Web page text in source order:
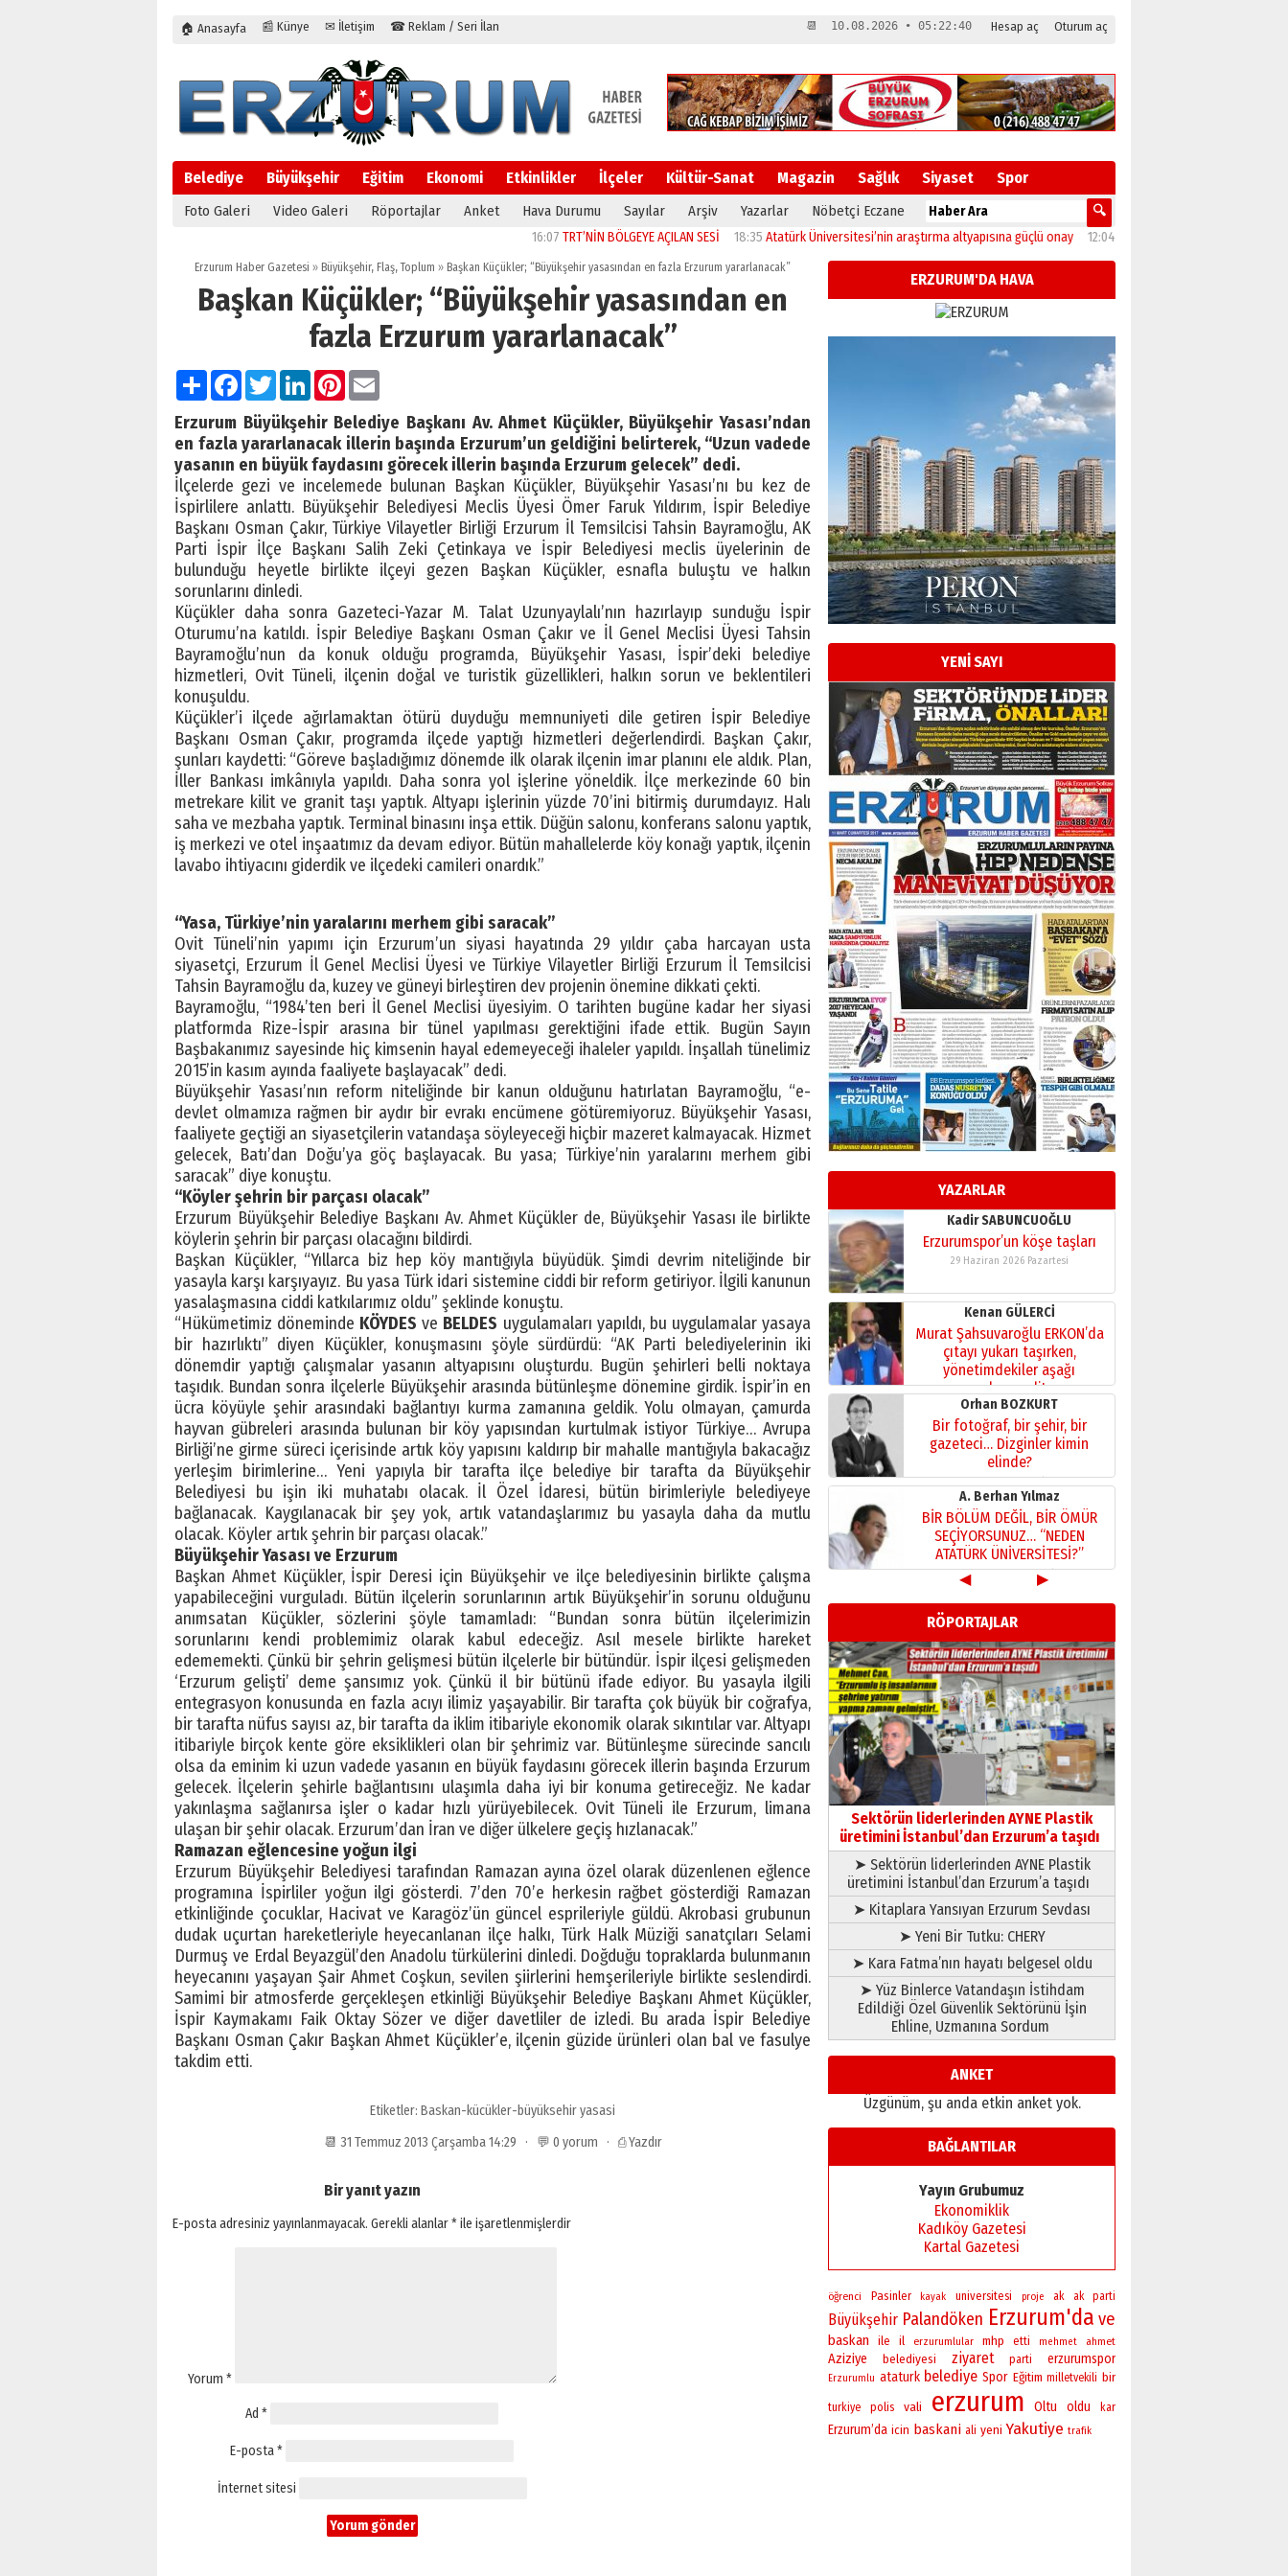
🏠 Anasayfa 📰 Künye ✉ İletişim ☎ Reklam / Seri İlan Hesap aç Oturum aç
📆 10.08.2026 • 05:22:41
Belediye Büyükşehir Eğitim Ekonomi Etkinlikler İlçeler Kültür-Sanat Magazin Sağlık Siyaset Spor
Foto Galeri Video Galeri Röportajlar Anket Hava Durumu Sayılar Arşiv Yazarlar Nöbetçi Eczane
TRT’NİN BÖLGEYE AÇILAN SESİ 18:35 Atatürk Üniversitesi’nin araştırma altyapısına güçlü onay 12:04Oltu’da festival coşkusu konserle
Erzurum Haber Gazetesi » Büyükşehir, Flaş,Toplum » Başkan Küçükler; “Büyükşehir yasasından en fazla Erzurum yararlanacak”
Başkan Küçükler; “Büyükşehir yasasından en
fazla Erzurum yararlanacak”
PaylaşFacebook
TwitterLinkedInPinterest
Erzurum Büyükşehir Belediye Başkanı Av. Ahmet Küçükler, Büyükşehir Yasası’ndan
en fazla yararlanacak illerin başında Erzurum’un geldiğini belirterek, “Uzun vadede
yasanın en büyük faydasını görecek illerin başında Erzurum gelecek” dedi.
İlçelerde gezi ve incelemede bulunan Başkan Küçükler, Büyükşehir Yasası’nı bu kez de
İspirlilere anlattı. Büyükşehir Belediyesi Meclis Üyesi Ömer Faruk Yıldırım, İspir Belediye
Başkanı Osman Çakır, Türkiye Vilayetler Birliği Erzurum İl Temsilcisi Tahsin Bayramoğlu, AK
Parti İspir İlçe Başkanı Salih Zeki Çetinkaya ve İspir Belediyesi meclis üyelerinin de
bulunduğu heyetle birlikte ilçeyi gezen Başkan Küçükler, esnafla buluştu ve halkın
sorunlarını dinledi.
Küçükler daha sonra Gazeteci-Yazar M. Talat Uzunyaylalı’nın hazırlayıp sunduğu İspir
Oturumu’na katıldı. İspir Belediye Başkanı Osman Çakır ve İl Genel Meclisi Üyesi Tahsin
Bayramoğlu’nun da konuk olduğu programda, Büyükşehir Yasası, İspir’deki belediye
hizmetleri, Ovit Tüneli, ilçenin doğal ve turistik güzellikleri, halkın sorun ve beklentileri
konuşuldu.
Küçükler’i ilçede ağırlamaktan ötürü duyduğu memnuniyeti dile getiren İspir Belediye
Başkanı Osman Çakır, programda ilçede yaptığı hizmetleri değerlendirdi. Başkan Çakır,
şunları kaydetti: “Göreve başladığımız dönemde ilk olarak ilçenin imar planını ele aldık. Plan,
İller Bankası imkânıyla yapıldı. Daha sonra yol işlerine yöneldik. İlçe merkezinde 60 bin
metrekare kilit ve granit taşı yaptık. Altyapı işlerinin yüzde 70’ini bitirmiş durumdayız. Halı
saha ve mezbaha yaptık. Terminal binasını inşa ettik. Düğün salonu, konferans salonu yaptık,
iş merkezi ve otel inşaatımız da devam ediyor. Bütün mahallelerde köy konağı yaptık, ilçenin
lavabo ihtiyacını giderdik ve ilçedeki camileri onardık.”
“Yasa, Türkiye’nin yaralarını merhem gibi saracak”
Ovit Tüneli’nin yapımı için Erzurum’un siyasi hayatında 29 yıldır çaba harcayan usta
siyasetçi, Erzurum İl Genel Meclisi Üyesi ve Türkiye Vilayetler Birliği Erzurum İl Temsilcisi
Tahsin Bayramoğlu da, kuzey ve güneyi birleştiren dev projenin önemine dikkati çekti.
Bayramoğlu, “1984’ten beri İl Genel Meclisi üyesiyim. O tarihten bugüne kadar her siyasi
platformda Rize-İspir arasına bir tünel yapılması gerektiğini ifade ettik. Bugün Sayın
Başbakanımız sayesinde hiç kimsenin hayal edemeyeceği ihaleler yapıldı. İnşallah tünelimiz
2015’in kasım ayında faaliyete başlayacak” dedi.
Büyükşehir Yasası’nın reform niteliğinde bir kanun olduğunu hatırlatan Bayramoğlu, “e-
devlet olmamıza rağmen bir aydır bir evrakı encümene götüremiyoruz. Büyükşehir Yasası,
faaliyete geçtiği an siyasetçilerin vatandaşa söyleyeceği hiçbir mazeret kalmayacak. Hizmet
gelecek, Batı’dan Doğu’ya göç başlayacak. Bu yasa; Türkiye’nin yaralarını merhem gibi
saracak” diye konuştu.
“Köyler şehrin bir parçası olacak”
Erzurum Büyükşehir Belediye Başkanı Av. Ahmet Küçükler de, Büyükşehir Yasası ile birlikte
köylerin şehrin bir parçası olacağını bildirdi.
Başkan Küçükler, “Yıllarca biz hep köy mantığıyla büyüdük. Şimdi devrim niteliğinde bir
yasayla karşı karşıyayız. Bu yasa Türk idari sistemine ciddi bir reform getiriyor. İlgili kanunun
yasalaşmasına ciddi katkılarımız oldu” şeklinde konuştu.
“Hükümetimiz döneminde KÖYDES ve BELDES uygulamaları yapıldı, bu uygulamalar yasaya
bir hazırlıktı” diyen Küçükler, konuşmasını şöyle sürdürdü: “AK Parti belediyelerinin iki
dönemdir yaptığı çalışmalar yasanın altyapısını oluşturdu. Bugün şehirleri belli noktaya
taşıdık. Bundan sonra ilçelerle Büyükşehir arasında bütünleşme dönemine girdik. İspir’in en
ücra köyüyle şehir arasındaki bağlantıyı kurma zamanına geldik. Yolu olmayan, çamurda
hayvan gübreleri arasında bulunan bir köy yapısından kurtulmak istiyor Türkiye… Avrupa
Birliği’ne girme süreci içerisinde artık köy yapısını kaldırıp bir mahalle mantığıyla bakacağız
yerleşim birimlerine… Yeni yapıyla bir tarafta ilçe belediye bir tarafta da Büyükşehir
Belediyesi bu işin iki muhatabı olacak. İl Özel İdaresi, bütün birimleriyle belediyeye
bağlanacak. Kaygılanacak bir şey yok, artık vatandaşlarımız bu yasayla daha da mutlu
olacak. Köyler artık şehrin bir parçası olacak.”
Büyükşehir Yasası ve Erzurum
Başkan Ahmet Küçükler, İspir Deresi için Büyükşehir ve ilçe belediyesinin birlikte çalışma
yapabileceğini vurguladı. Bütün ilçelerin sorunlarının artık Büyükşehir’in sorunu olduğunu
anımsatan Küçükler, sözlerini şöyle tamamladı: “Bundan sonra bütün ilçelerimizin
sorunlarını kendi problemimiz olarak kabul edeceğiz. Asıl mesele birlikte hareket
edememekti. Çünkü bir şehrin gelişmesi bütün ilçelerle bir bütündür. İspir ilçesi gelişmeden
‘Erzurum gelişti’ deme şansımız yok. Çünkü il bir bütünü ifade ediyor. Bu yasayla ilgili
entegrasyon konusunda en fazla acıyı ilimiz yaşayabilir. Bir tarafta çok büyük bir coğrafya,
bir tarafta nüfus sayısı az, bir tarafta da iklim itibariyle ekonomik olarak sıkıntılar var. Altyapı
itibariyle birçok kente göre eksiklikleri olan bir şehrimiz var. Bütünleşme sürecinde sancılı
olsa da eminim ki uzun vadede yasanın en büyük faydasını görecek illerin başında Erzurum
gelecek. İlçelerin şehirle bağlantısını ulaşımla daha iyi bir konuma getireceğiz. Ne kadar
yakınlaşma sağlanırsa işler o kadar hızlı yürüyebilecek. Ovit Tüneli ile Erzurum, limana
ulaşan bir şehir olacak. Erzurum’dan İran ve diğer ülkelere geçiş hızlanacak.”
Ramazan eğlencesine yoğun ilgi
Erzurum Büyükşehir Belediyesi tarafından Ramazan ayına özel olarak düzenlenen eğlence
programına İspirliler yoğun ilgi gösterdi. 7’den 70’e herkesin rağbet gösterdiği Ramazan
etkinliğinde çocuklar, Hacivat ve Karagöz’ün güncel esprileriyle güldü. Akrobasi grubunun
dudak uçurtan hareketleriyle heyecanlanan ilçe halkı, Türk Halk Müziği sanatçıları Selami
Durmuş ve Erdal Beyazgül’den Anadolu türkülerini dinledi. Doğduğu topraklarda bulunmanın
heyecanını yaşayan Şair Ahmet Coşkun, sevilen şiirlerini hemşerileriyle birlikte seslendirdi.
Samimi bir atmosferde gerçekleşen etkinliği Büyükşehir Belediye Başkanı Ahmet Küçükler,
İspir Kaymakamı Faik Oktay Sözer ve diğer davetliler de izledi. Bu arada İspir Belediye
Başkanı Osman Çakır Başkan Ahmet Küçükler’e, ilçenin güzide ürünleri olan bal ve fasulye
takdim etti.
Etiketler: Baskan-kücükler-büyüksehir yasasi
📆 31 Temmuz 2013 Çarşamba 14:29 · 💬 0 yorum · ⎙ Yazdır
Bir yanıt yazın
E-posta adresiniz yayınlanmayacak. Gerekli alanlar*ile işaretlenmişlerdir
Yorum *
Ad *
E-posta*
İnternet sitesi
ERZURUM'DA HAVA
YENİ SAYI
YAZARLAR
Esat BİNDESEN
TRT’NİN BÖLGEYE AÇILAN SESİ
09 Ağustos 2026 Pazar
Kadir SABUNCUOĞLU
Erzurumspor’un köşe taşları
29 Haziran 2026 Pazartesi
Kenan GÜLERCİ
Murat Şahsuvaroğlu ERKON’da
çıtayı yukarı taşırken,
yönetimdekiler aşağı
çekmemeli!
17 Şubat 2026 SalıOrhan BOZKURT
Bir fotoğraf, bir şehir, bir
gazeteci… Dizginler kimin
elinde?
31 Mart 2026 Salı
A. Berhan Yılmaz
BİR BÖLÜM DEĞİL, BİR ÖMÜR
SEÇİYORSUNUZ… “NEDEN
ATATÜRK ÜNİVERSİTESİ?”
28 Temmuz 2026 Salı
Ahmet Gökhan YAZICI
Ahmed Yesevi’den bir
Alperen… ”Reisimiz” idi…
Hakka yürüdü.!
26 Mart 2026 Perşembe
Cem Bakırcı
Ardında bıraktığı hatıralarıyla
gönül adamı Faruk Terzioğlu!
13 Mayıs 2026 Çarşamba
Esat BİNDESEN
TRT’NİN BÖLGEYE AÇILAN SESİ
09 Ağustos 2026 Pazar
Kadir SABUNCUOĞLU
Erzurumspor’un köşe taşları
29 Haziran 2026 Pazartesi
Kenan GÜLERCİ
Murat Şahsuvaroğlu ERKON’da
çıtayı yukarı taşırken,
yönetimdekiler aşağı
çekmemeli!
17 Şubat 2026 SalıOrhan BOZKURT
Bir fotoğraf, bir şehir, bir
gazeteci… Dizginler kimin
elinde?
31 Mart 2026 Salı
A. Berhan Yılmaz
BİR BÖLÜM DEĞİL, BİR ÖMÜR
SEÇİYORSUNUZ… “NEDEN
ATATÜRK ÜNİVERSİTESİ?”
28 Temmuz 2026 Salı
Ahmet Gökhan YAZICI
Ahmed Yesevi’den bir
Alperen… ”Reisimiz” idi…
Hakka yürüdü.!
26 Mart 2026 Perşembe
Cem Bakırcı
Ardında bıraktığı hatıralarıyla
gönül adamı Faruk Terzioğlu!
13 Mayıs 2026 Çarşamba
Esat BİNDESEN
TRT’NİN BÖLGEYE AÇILAN SESİ
09 Ağustos 2026 Pazar
◀ ▶
RÖPORTAJLAR
Sektörün liderlerinden AYNE Plastik
üretimini İstanbul’dan Erzurum’a taşıdı
➤ Sektörün liderlerinden AYNE Plastik
üretimini İstanbul’dan Erzurum’a taşıdı
➤ Kitaplara Yansıyan Erzurum Sevdası
➤ Yeni Bir Tutku: CHERY
➤ Kara Fatma’nın hayatı belgesel oldu
➤ Yüz Binlerce Vatandaşın İstihdam
Edildiği Özel Güvenlik Sektörünü İşin
Ehline, Uzmanına Sordum
ANKET
Üzgünüm, şu anda etkin anket yok.
BAĞLANTILAR
Yayın Grubumuz
Ekonomiklik
Kadıköy Gazetesi
Kartal Gazetesi
öğrenci Pasinler kayak universitesi proje ak ak parti
Büyükşehir Palandöken Erzurum'da ve
baskan ile il erzurumlular mhp etti mehmet ahmet
Aziziye belediyesi ziyaret parti erzurumspor
Erzurumlu ataturk belediye Spor Eğitim milletvekili bir
turkiye polis vali erzurum Oltu oldu kar
Erzurum’da icin baskani ali yeni Yakutiye trafik